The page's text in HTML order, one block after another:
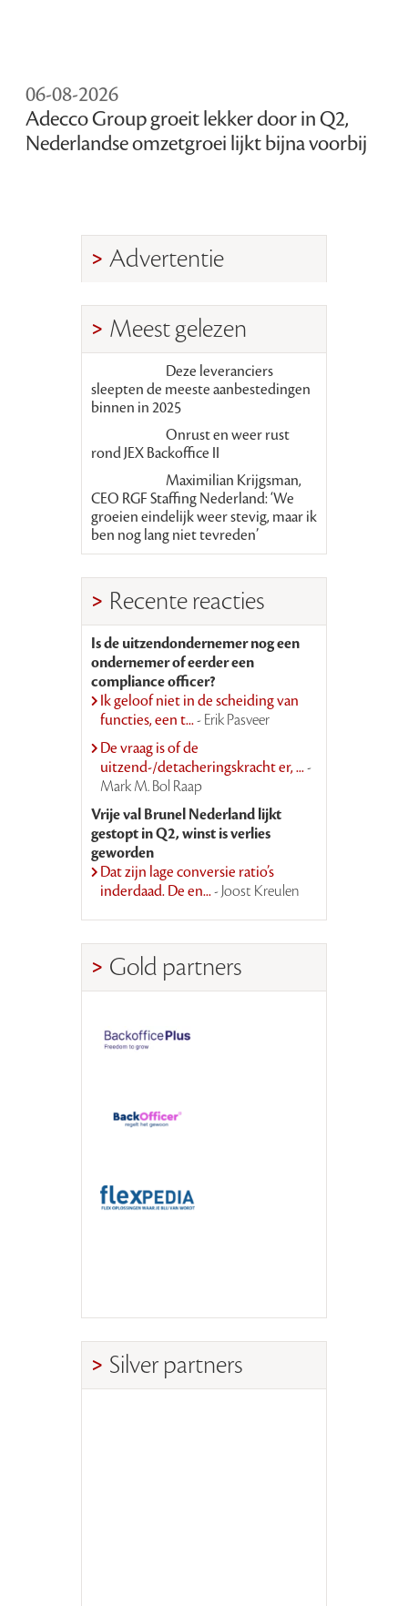
06-08-2026
Adecco Group groeit lekker door in Q2,
Nederlandse omzetgroei lijkt bijna voorbij
Advertentie
Meest gelezen
Deze leveranciers
sleepten de meeste aanbestedingen
binnen in 2025
Onrust en weer rust
rond JEX Backoffice II
Maximilian Krijgsman,
CEO RGF Staffing Nederland: ‘We
groeien eindelijk weer stevig, maar ik
ben nog lang niet tevreden’
Recente reacties
Is de uitzendondernemer nog een
ondernemer of eerder een
compliance officer?
Ik geloof niet in de scheiding van
functies, een t...- Erik Pasveer
De vraag is of de
uitzend-/detacheringskracht er, ...-
Mark M. Bol Raap
Vrije val Brunel Nederland lijkt
gestopt in Q2, winst is verlies
geworden
Dat zijn lage conversie ratio’s
inderdaad. De en...- Joost Kreulen
Gold partners
Silver partners